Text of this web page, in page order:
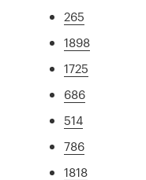
265
1898
1725
686
514
786
1818